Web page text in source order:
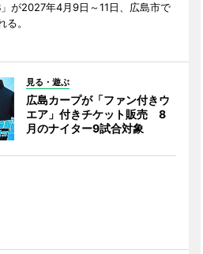
が2027年4月9日～11日、広島市で
る。
見る・遊ぶ
広島カープが「ファン付きウ
エア」付きチケット販売 8
月のナイター9試合対象